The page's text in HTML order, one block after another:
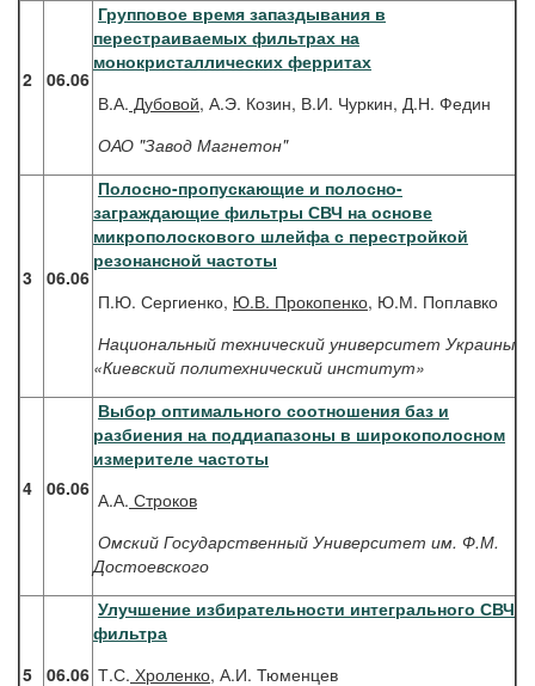
2 06.06
Групповое время запаздывания в
перестраиваемых фильтрах на
монокристаллических ферритах
В.А. Дубовой, А.Э. Козин, В.И. Чуркин, Д.Н. Федин
ОАО "Завод Магнетон"
3 06.06
Полосно-пропускающие и полосно-
заграждающие фильтры СВЧ на основе
микрополоскового шлейфа с перестройкой
резонансной частоты
П.Ю. Сергиенко, Ю.В. Прокопенко, Ю.М. Поплавко
Национальный технический университет Украины
«Киевский политехнический институт»
4 06.06
Выбор оптимального соотношения баз и
разбиения на поддиапазоны в широкополосном
измерителе частоты
А.А. Строков
Омский Государственный Университет им. Ф.М.
Достоевского
5 06.06
Улучшение избирательности интегрального СВЧ
фильтра
Т.С. Хроленко, А.И. Тюменцев